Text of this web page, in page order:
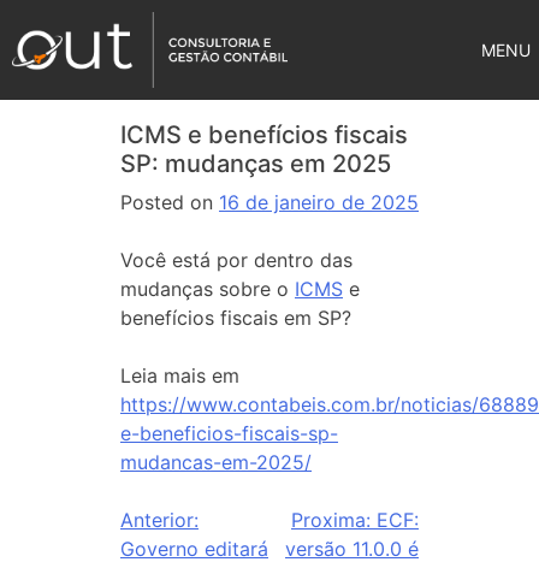
MENU
ICMS e benefícios fiscais
SP: mudanças em 2025
Posted on 16 de janeiro de 2025
Você está por dentro das
mudanças sobre o ICMS e
benefícios fiscais em SP?
Leia mais em
https://www.contabeis.com.br/noticias/
e-beneficios-fiscais-sp-
mudancas-em-2025/
Anterior:
Governo editará
Proxima: ECF:
versão 11.0.0 é